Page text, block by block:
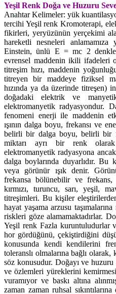
Yeşil Renk Doğa ve Huzuru
Anahtar Kelimeler: yük
tercihi Yeşil renk Kromoterapi,
fikirleri, yeryüzünün yerçekimi
hareketli nesneleri
Einstein, ünlü E = mc 2
evrensel maddenin ikili ifadeleri
titreşim hızı, maddenin
titreyen bir maddeye fiziksel
hızında ya da üzerinde titreşen)
doğadaki elektrik ve
elektromanyetik radyasyondur.
fenomeni enerji ile maddenin
ışının dalga boyu, frekansı ve
belirli bir dalga boyu, belirli bir
miktarı ayrı bir renk olarak
elektromanyetik radyasyona
dalga boylarında duyarlıdır. Bu
veya görünür ışık denir.
frekansa bölünebilir ve
kırmızı, turuncu, sarı, yeşil,
titreşimleri. Bu kişiler
hayat yaşama arzusu
riskleri göze alamamaktadırlar.
Yeşil renk Fazla kuruntuludurlar
hor gördüğünü, çekiştirdiğini
konusunda kendi kendilerini
toleranslı olmalarına bağlı
söz konusudur. Doğayı ve
ve özlemleri yüreklerini
vuramıyor ve baskı altına
zaman zaman ruhsal